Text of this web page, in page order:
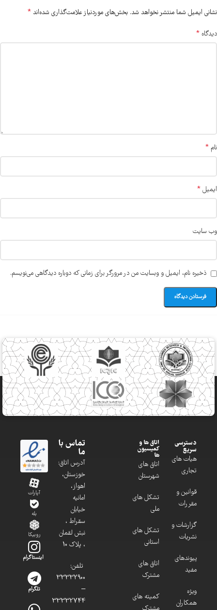
نشانی ایمیل شما منتشر نخواهد شد. بخش‌های موردنیاز علامت‌گذاری شده‌اند *
دیدگاه *
نام *
ایمیل *
وب‌ سایت
ذخیره نام، ایمیل و وبسایت من در مرورگر برای زمانی که دوباره دیدگاهی می‌نویسم.
دسترسی
سریع
هیات های
تجاری
قوانین و
مقررات
گزارشات و
نشریات
پیوندهای
مفید
ویژه
همکاران
اتاق ها و
کمیسیون
ها
اتاق های
شهرستان
تشکل های
ملی
تشکل های
استانی
اتاق های
مشترک
کمیته های
تماس با
ما
آدرس اتاق:
خوزستان،
اهواز،
امانیه
خیابان
سقراط ،
نبش لقمان
، پلاک 10
تلفن:
33332900
–
33332744
آپارات
بله
روبیکا
اینستاگرام
تلگرام